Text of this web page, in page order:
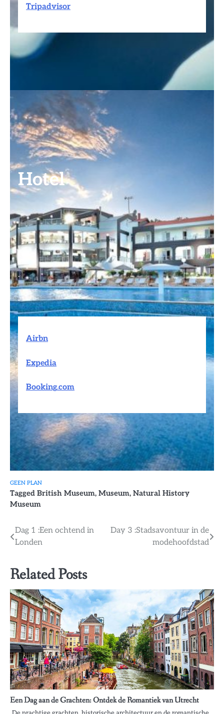
Tripadvisor
Hotel
.
.
.
.
Airbn
Expedia
Booking.com
GEEN PLAN
Tagged British Museum, Museum, Natural History
Museum
Bericht
Dag 1 :Een ochtend in
Londen
Day 3 :Stadsavontuur in de
modehoofdstad
Related Posts
Een Dag aan de Grachten: Ontdek de Romantiek van Utrecht